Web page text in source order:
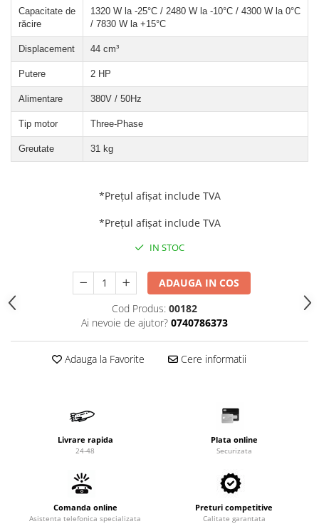
Vizoare de lichid
Robineti
Electrovalve, bobine
Motor ventilator
Ventilatoare
Rezistente
Ventilator axial
Capacitate de
răcire
1320 W la -25°C / 2480 W la -10°C / 4300 W la 0°C
/ 7830 W la +15°C
Displacement 44 cm³
Putere 2 HP
Alimentare 380V / 50Hz
Tip motor Three-Phase
Greutate 31 kg
*Prețul afișat include TVA
*Prețul afișat include TVA
IN STOC
ADAUGA IN COS
Cod Produs: 00182
Ai nevoie de ajutor? 0740786373
Adauga la Favorite Cere informatii
Livrare rapida
24-48
Plata online
Securizata
Comanda online
Asistenta telefonica specializata
Preturi competitive
Calitate garantata